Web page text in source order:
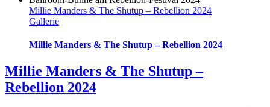
Millie Manders & The Shutup – Rebellion 2024
Gallerie
Millie Manders & The Shutup – Rebellion 2024
Millie Manders & The Shutup –
Rebellion 2024